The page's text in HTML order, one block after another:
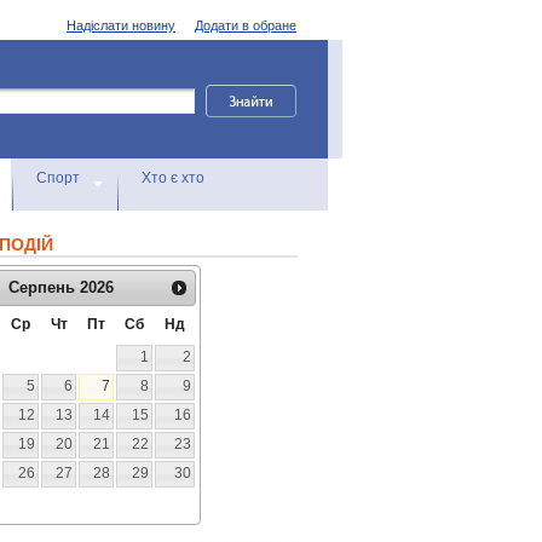
Додати в обране
Надіслати новину
Спорт Хто є хто
Серпень 2026
Ср Чт Пт Сб
Нд
1
2
5 6 7 8
9
12 13 14 15
16
19 20 21 22
23
26 27 28 29
30